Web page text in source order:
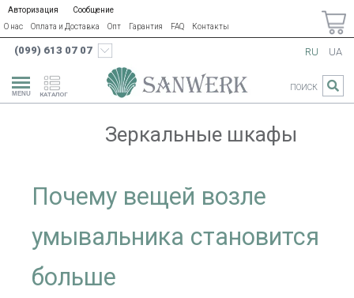
Авторизация
Сообщение
О нас
Оплата и Доставка Опт Гарантия FAQ Контакты
(099) 613 07 07
КАТАЛОГ
RU UA
ПОИСК
Зеркальные шкафы
Почему вещей возле
умывальника становится
больше